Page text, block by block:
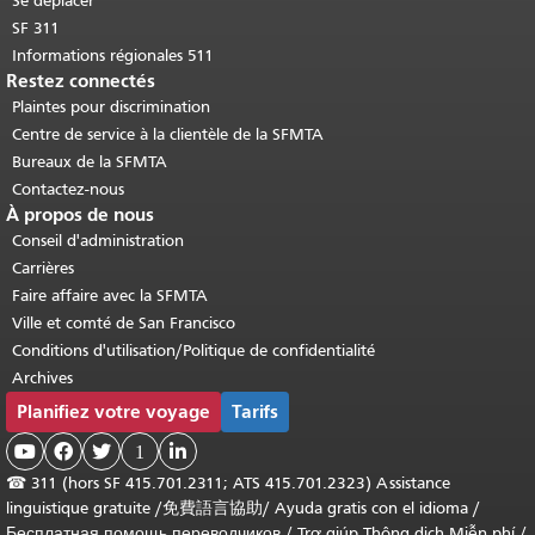
SF 311
Informations régionales 511
Restez connectés
Plaintes pour discrimination
Centre de service à la clientèle de la SFMTA
Bureaux de la SFMTA
Contactez-nous
À propos de nous
Conseil d'administration
Carrières
Faire affaire avec la SFMTA
Ville et comté de San Francisco
Conditions d'utilisation/Politique de confidentialité
Archives
Planifiez votre voyage Tarifs
   1 
☎ 311 (hors SF 415.701.2311; ATS 415.701.2323) Assistance
linguistique gratuite /免費語言協助/ Ayuda gratis con el idioma /